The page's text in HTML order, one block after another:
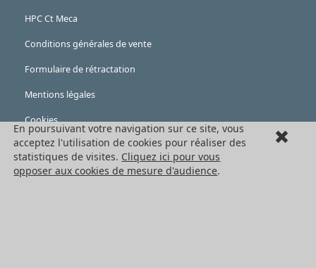
HPC Ct Meca
Conditions générales de vente
Formulaire de rétractation
Mentions légales
Cookies
LES PRODUITS
Eléments mécaniques
En poursuivant votre navigation sur ce site, vous
acceptez l'utilisation de cookies pour réaliser des
statistiques de visites. Cliquez ici pour vous
opposer aux cookies de mesure d'audience.